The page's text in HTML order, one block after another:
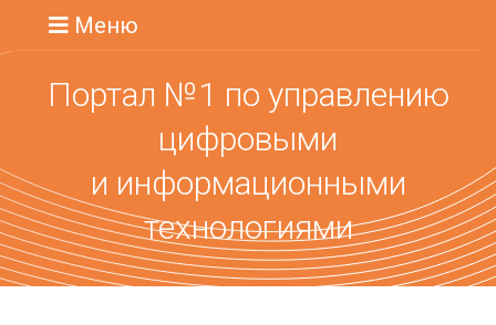
Меню
Портал №1 по управлению
цифровыми
и информационными
технологиями